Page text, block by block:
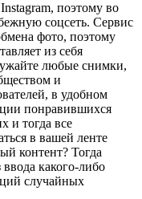
поэтому во
соцсеть. Сервис
фото, поэтому
из себя
любые снимки,
и
в удобном
понравившихся
и тогда все
в вашей ленте
контент? Тогда
ввода какого-либо
случайных